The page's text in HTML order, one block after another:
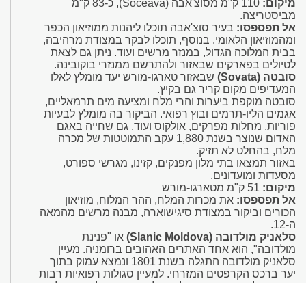
מיקום:
110 ק"מ מסוצ'אבה (Soceava), כ-83 ק"מ
מביסטריצה.
אל תפספסו: בעיר סוצ'אבה תוכלו ליהנות ממוזיאון הכפר
ומהמוזיאון הלאומי. בנוסף, תוכלו לבקר במצודת מרהיבה,
בבית המלוכה הגדול, במנזר מרשים ועוד. ניתן גם לצאת
לטיולים בפארקים שבאזור ולהתרשם ממנזרי בוקובינה.
סובטה (Sovata)
שבאזור טארגו-מורש יעד מומלץ לאלו
המעדיפים מקום קריר גם בקיץ.
סובטה מוקפת ביערות והרי מלח ומציעה מים תרמאליים,
אגמים הליו-תרמים ובוץ רפואי. הביקור בה מומלץ לבעיות
פוריות, מחלות מפרקים, אולקוס ועוד. גם שחייה באגם
האדום שנוצר בשנת 1,880 עקב התמוטטות של מכרה
מלח, בהחלט לא תזיק.
באזור תמצאו בתי מלון מפנקים, קזינו, מגרשי ספורט,
מסעדות ומועדונים.
מיקום:
אל תפספסו: את מכרות המלח, ההר המלוח, מוזיאון
הכורים וביקור במצודת סיגישוארה, מבנה מרשים מהמאה
ה-12.
סלאניק מולדובה (Slanic Moldova)
או "פנינת
מולדובה", הוא אחד האתרים האהובים ברומניה. מעיין
סלאניק מולדובה התגלה בשנת 1801 ונמצא עמוק בתוך
יער ברכס הקרפטים המזרחי. למעיין סגולות רפואיות רבות